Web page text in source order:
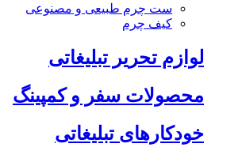
ست چرم طبیعی و مصنوعی
کیف چرم
لوازم تحریر تبلیغاتی
محصولات سفر و کمپینگ
خودکارهای تبلیغاتی